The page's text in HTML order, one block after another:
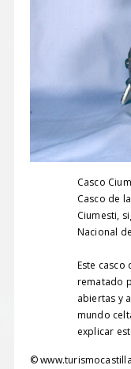
Casco
Casco de
Ciumesti,
Nacional
Este casco
rematado
abiertas y
mundo
explicar
©